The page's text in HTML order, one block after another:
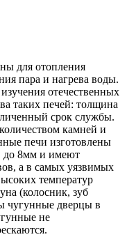
для отопления
пара и нагрева воды.
отечественных
таких печей: толщина
срок службы.
камней и
печи изготовлены
до 8мм и имеют
а в самых уязвимых
температур
(колосник, зуб
чугунные дверцы в
не